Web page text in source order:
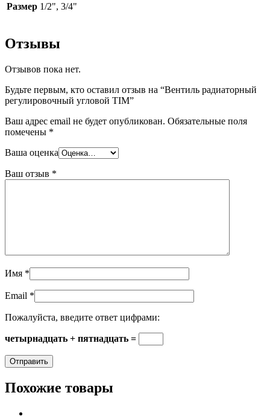
Размер 1/2", 3/4"
Отзывы
Отзывов пока нет.
Будьте первым, кто оставил отзыв на “Вентиль радиаторный
регулировочный угловой TIM”
Ваш адрес email не будет опубликован. Обязательные поля
помечены *
Ваша оценка
Ваш отзыв *
Имя *
Email *
Пожалуйста, введите ответ цифрами:
четырнадцать + пятнадцать =
Похожие товары